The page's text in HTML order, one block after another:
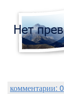
комментарии: 0